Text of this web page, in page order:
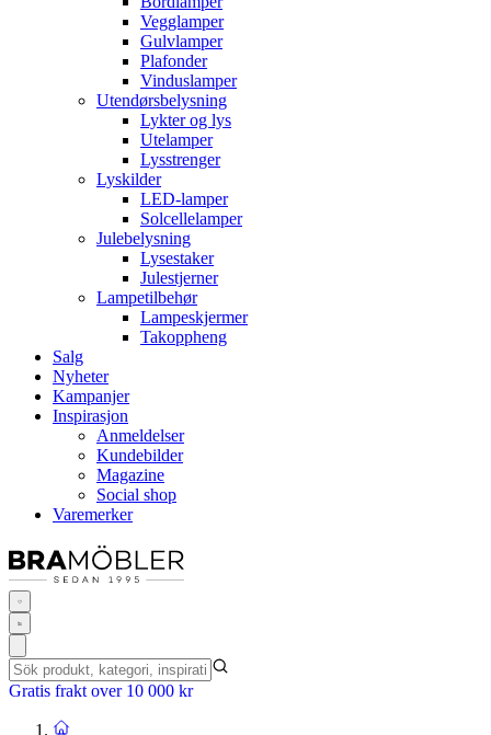
Vegglamper
Gulvlamper
Plafonder
Vinduslamper
Utendørsbelysning
Lykter og lys
Utelamper
Lysstrenger
Lyskilder
LED-lamper
Solcellelamper
Julebelysning
Lysestaker
Julestjerner
Lampetilbehør
Lampeskjermer
Takoppheng
Salg
Nyheter
Kampanjer
Inspirasjon
Anmeldelser
Kundebilder
Magazine
Social shop
Varemerker
Gratis frakt over 10 000 kr